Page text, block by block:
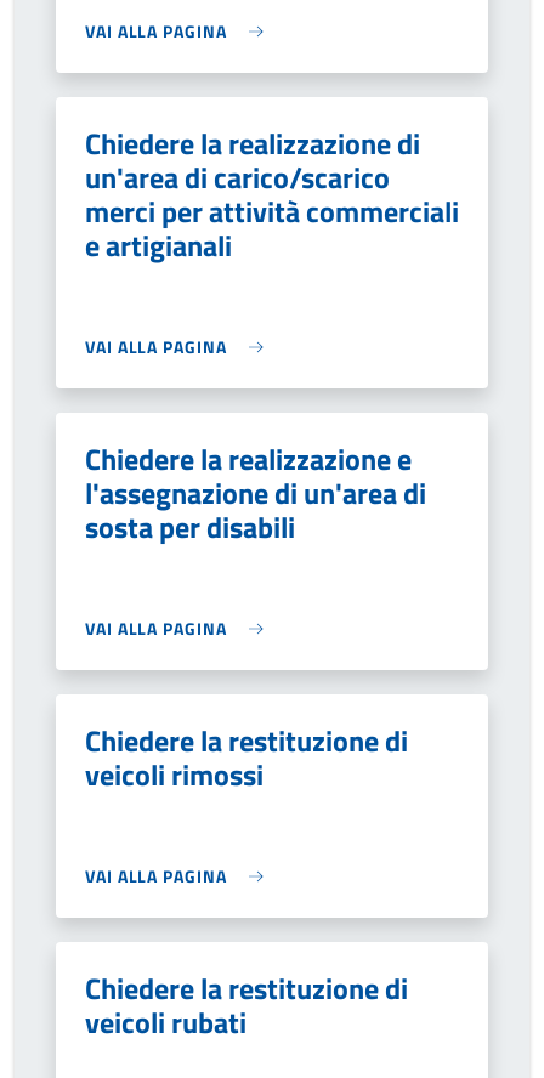
VAI ALLA PAGINA
Chiedere la realizzazione di
un'area di carico/scarico
merci per attività commerciali
e artigianali
VAI ALLA PAGINA
Chiedere la realizzazione e
l'assegnazione di un'area di
sosta per disabili
VAI ALLA PAGINA
Chiedere la restituzione di
veicoli rimossi
VAI ALLA PAGINA
Chiedere la restituzione di
veicoli rubati